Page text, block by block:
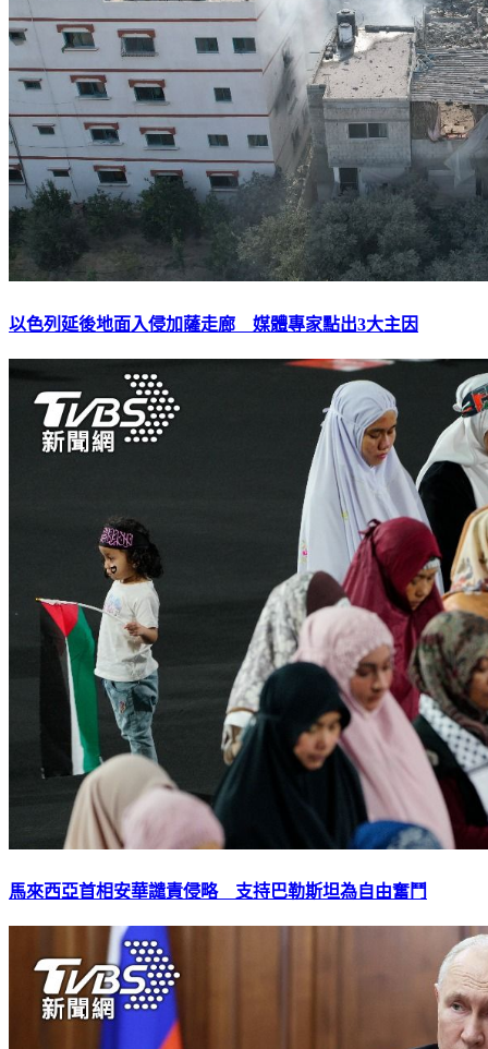
以色列延後地面入侵加薩走廊 媒體專家點出3大主因
馬來西亞首相安華譴責侵略 支持巴勒斯坦為自由奮鬥